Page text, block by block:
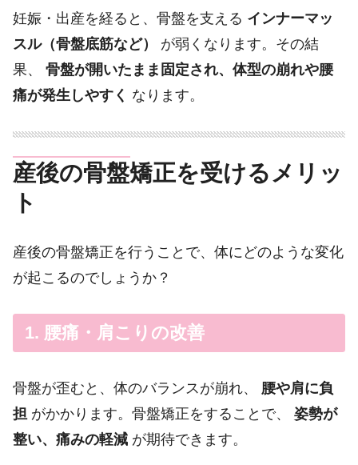
妊娠・出産を経ると、骨盤を支える インナーマッ
スル（骨盤底筋など）
が弱くなります。その結
果、 骨盤が開いたまま固定され、体型の崩れや腰
痛が発生しやすく なります。
産後の骨盤矯正を受けるメリッ
ト
産後の骨盤矯正を行うことで、体にどのような変化
が起こるのでしょうか？
1. 腰痛・肩こりの改善
骨盤が歪むと、体のバランスが崩れ、 腰や肩に負
担 がかかります。骨盤矯正をすることで、 姿勢が
整い、痛みの軽減 が期待できます。